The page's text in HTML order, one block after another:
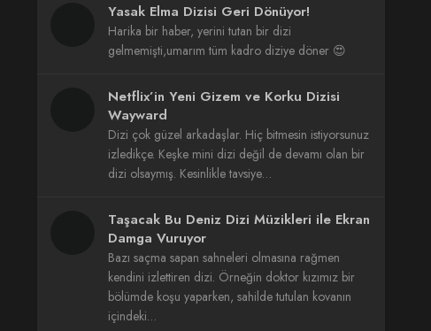
Yasak Elma Dizisi Geri Dönüyor!
Harika bir haber, yerini tutan bir dizi
gelmemişti,umarım tüm kadro diziye döner 😍
Netflix’in Yeni Gizem ve Korku Dizisi
Wayward
Dizi çok güzel arkadaşlar. Hiç bitmesin istiyorsunuz
izledikçe. Keşke mini dizi değil de devamı olan bir
dizi olsaymış. Kesinlikle tavsiye…
Taşacak Bu Deniz Dizi Müzikleri ile Ekran
Damga Vuruyor
Bazı saçma sapan sahneleri olmasına rağmen
kendini izlettiren dizi. Örneğin doktor kızımız bir
bölümde koşu yaparken, sahilde tutulan kovanın
içindeki…